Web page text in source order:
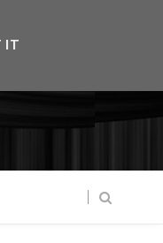
IT